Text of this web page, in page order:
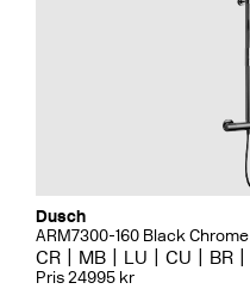
Dusch
ARM7300-160 Black Chrome
CR MB LU CU BR
Pris 24995 kr